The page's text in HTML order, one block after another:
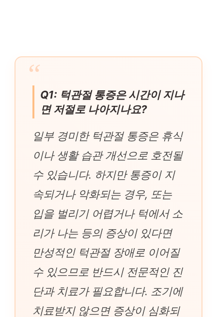
Q1: 턱관절 통증은 시간이 지나
면 저절로 나아지나요?
일부 경미한 턱관절 통증은 휴식
이나 생활 습관 개선으로 호전될
수 있습니다. 하지만 통증이 지
속되거나 악화되는 경우, 또는
입을 벌리기 어렵거나 턱에서 소
리가 나는 등의 증상이 있다면
만성적인 턱관절 장애로 이어질
수 있으므로 반드시 전문적인 진
단과 치료가 필요합니다. 조기에
치료받지 않으면 증상이 심화되